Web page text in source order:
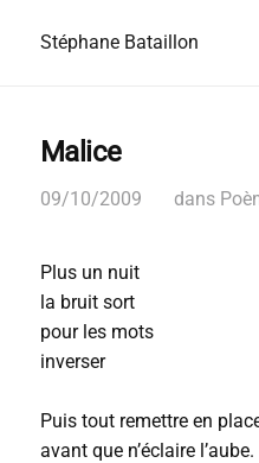
Stéphane Bataillon
Malice
09/10/2009 dans
Plus un nuit
la bruit sort
pour les mots
inverser
Puis tout remettre en
avant que n’éclaire l’aube.